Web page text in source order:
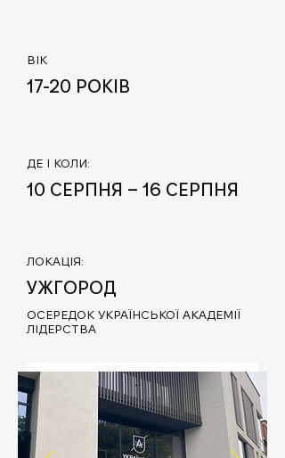
ВІК
17-20 РОКІВ
ДЕ І КОЛИ:
10 СЕРПНЯ – 16 СЕРПНЯ
ЛОКАЦІЯ:
УЖГОРОД
ОСЕРЕДОК УКРАЇНСЬКОЇ АКАДЕМІЇ
ЛІДЕРСТВА